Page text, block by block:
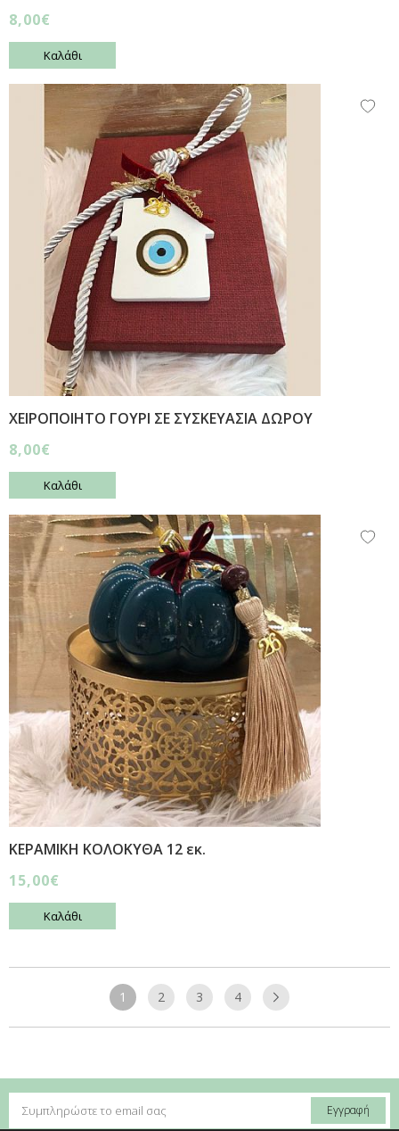
8,00€
Καλάθι
ΧΕΙΡΟΠΟΙΗΤΟ ΓΟΥΡΙ ΣΕ ΣΥΣΚΕΥΑΣΙΑ ΔΩΡΟΥ
8,00€
Καλάθι
ΚΕΡΑΜΙΚΗ ΚΟΛΟΚΥΘΑ 12 εκ.
15,00€
Καλάθι
1 2 3 4